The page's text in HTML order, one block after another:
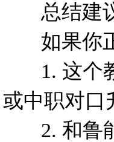
总结建
如果你正
1. 这个
或中职对口
2. 和鲁